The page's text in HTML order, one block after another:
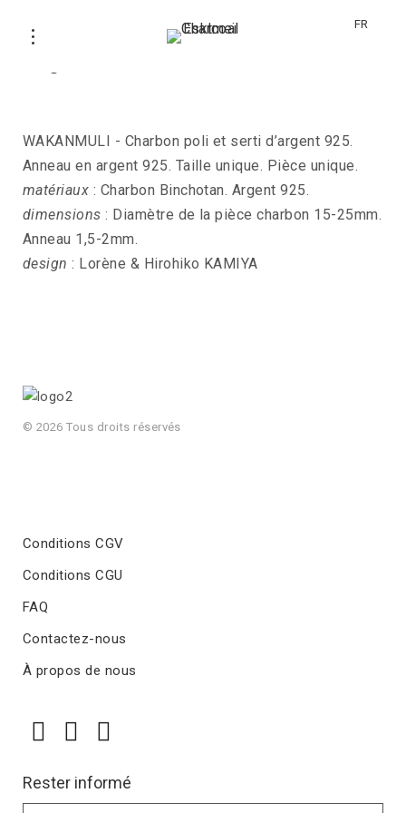
FR
WAKANMULI - Charbon poli et serti d’argent 925.
Anneau en argent 925. Taille unique. Pièce unique.
matériaux : Charbon Binchotan. Argent 925.
dimensions : Diamètre de la pièce charbon 15-25mm.
Anneau 1,5-2mm.
design : Lorène & Hirohiko KAMIYA
© 2026 Tous droits réservés
Conditions CGV
Conditions CGU
FAQ
Contactez-nous
À propos de nous
Rester informé